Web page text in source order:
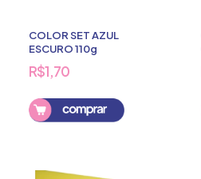
COLOR SET AZUL
ESCURO 110g
R$1,70